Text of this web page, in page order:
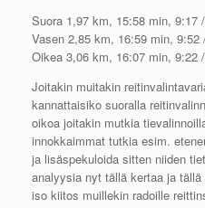
Suora 1,97 km, 15:58 min, 9:17
Vasen 2,85 km, 16:59 min,
Oikea 3,06 km, 16:07 min, 9:22
Joitakin muitakin
kannattaisiko suoralla
oikoa joitakin mutkia
innokkaimmat tutkia esim.
ja lisäspekuloida sitten niiden
analyysia nyt tällä kertaa ja
iso kiitos muillekin radoille